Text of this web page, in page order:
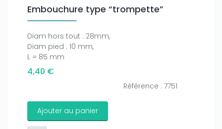
Embouchure type “trompette”
Diam hors tout : 28mm,
Diam pied : 10 mm,
L = 85 mm
4,40 €
Référence : 7751
Ajouter au panier